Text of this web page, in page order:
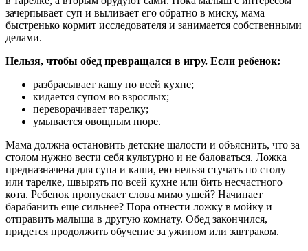
зачерпывает суп и выливает его обратно в миску, мама
быстренько кормит исследователя и занимается собственными
делами.
Нельзя, чтобы обед превращался в игру. Если ребенок:
разбрасывает кашу по всей кухне;
кидается супом во взрослых;
переворачивает тарелку;
умывается овощным пюре.
Мама должна остановить детские шалости и объяснить, что за
столом нужно вести себя культурно и не баловаться. Ложка
предназначена для супа и каши, ею нельзя стучать по столу
или тарелке, швырять по всей кухне или бить несчастного
кота. Ребенок пропускает слова мимо ушей? Начинает
барабанить еще сильнее? Пора отнести ложку в мойку и
отправить малыша в другую комнату. Обед закончился,
придется продолжить обучение за ужином или завтраком.